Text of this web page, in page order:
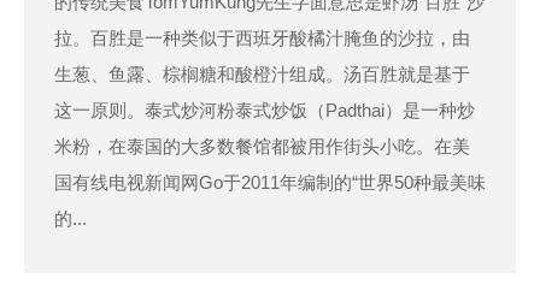
拉。百胜是一种类似于西班牙酸橘汁腌鱼的沙拉，由
生葱、鱼露、棕榈糖和酸橙汁组成。汤百胜就是基于
这一原则。泰式炒河粉泰式炒饭（Padthai）是一种炒
米粉，在泰国的大多数餐馆都被用作街头小吃。在美
国有线电视新闻网Go于2011年编制的“世界50种最美味
的...